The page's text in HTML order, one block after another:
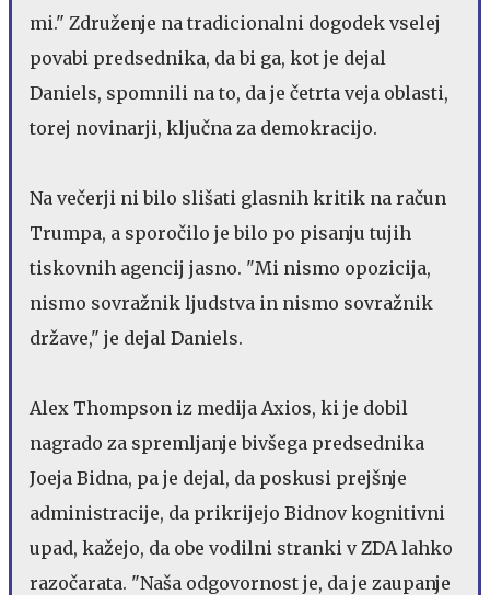
mi." Združenje na tradicionalni dogodek vselej
povabi predsednika, da bi ga, kot je dejal
Daniels, spomnili na to, da je četrta veja oblasti,
torej novinarji, ključna za demokracijo.
Na večerji ni bilo slišati glasnih kritik na račun
Trumpa, a sporočilo je bilo po pisanju tujih
tiskovnih agencij jasno. "Mi nismo opozicija,
nismo sovražnik ljudstva in nismo sovražnik
države," je dejal Daniels.
Alex Thompson iz medija Axios, ki je dobil
nagrado za spremljanje bivšega predsednika
Joeja Bidna, pa je dejal, da poskusi prejšnje
administracije, da prikrijejo Bidnov kognitivni
upad, kažejo, da obe vodilni stranki v ZDA lahko
razočarata. "Naša odgovornost je, da je zaupanje